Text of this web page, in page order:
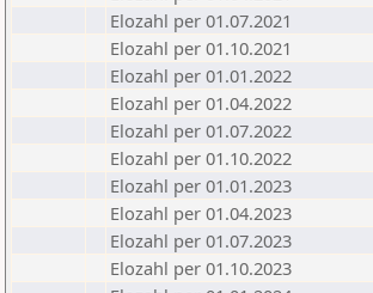
Elozahl per 01.07.2021
Elozahl per 01.10.2021
Elozahl per 01.01.2022
Elozahl per 01.04.2022
Elozahl per 01.07.2022
Elozahl per 01.10.2022
Elozahl per 01.01.2023
Elozahl per 01.04.2023
Elozahl per 01.07.2023
Elozahl per 01.10.2023